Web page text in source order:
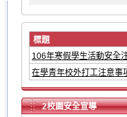
標題
106年寒假學生活動安全
在學青年校外打工注意事
2校園安全宣導